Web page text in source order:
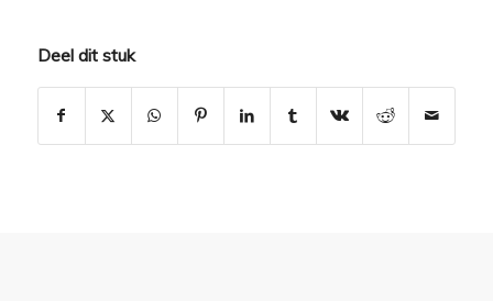
Deel dit stuk